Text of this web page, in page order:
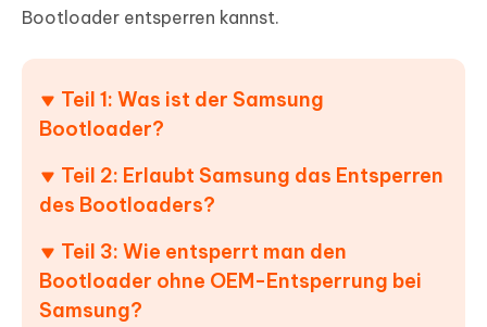
Bootloader entsperren kannst.
Teil 1: Was ist der Samsung
Bootloader?
Teil 2: Erlaubt Samsung das Entsperren
des Bootloaders?
Teil 3: Wie entsperrt man den
Bootloader ohne OEM-Entsperrung bei
Samsung?